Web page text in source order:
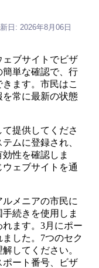
日: 2026年8月06日
ブサイトでビザ
単な確認で、行
ます。市民はこ
常に最新の状態
提供してくださ
ムに登録され、
性を確認しま
ェブサイトを通
メニアの市民に
続きを使用しま
ます。3月にポー
した。7つのセク
してください。
ート番号、ビザ